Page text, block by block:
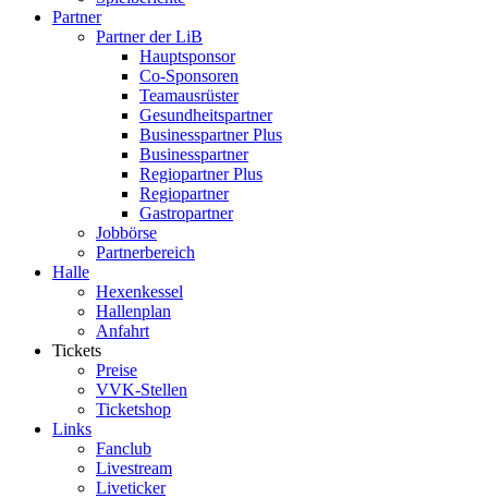
Partner
Partner der LiB
Haupt­sponsor
Co-Sponsoren
Team­ausrüster
Gesundheits­partner
Businesspartner Plus
Business­partner
Regiopartner Plus
Regio­partner
Gastropartner
Jobbörse
Partnerbereich
Halle
Hexen­kessel
Hallen­plan
Anfahrt
Tickets
Preise
VVK-Stellen
Ticket­shop
Links
Fan­club
Live­stream
Live­ticker